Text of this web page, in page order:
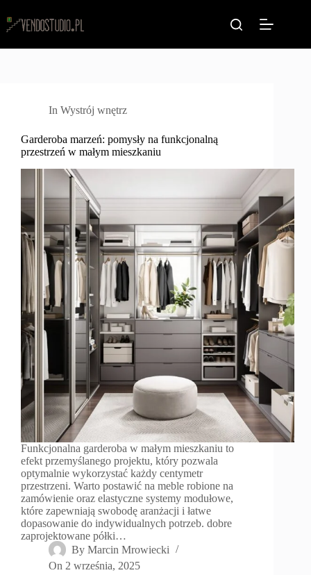
do
treści
In Wystrój wnętrz
Garderoba marzeń: pomysły na funkcjonalną
przestrzeń w małym mieszkaniu
Funkcjonalna garderoba w małym mieszkaniu to
efekt przemyślanego projektu, który pozwala
optymalnie wykorzystać każdy centymetr
przestrzeni. Warto postawić na meble robione na
zamówienie oraz elastyczne systemy modułowe,
które zapewniają swobodę aranżacji i łatwe
dopasowanie do indywidualnych potrzeb. dobre
zaprojektowane półki…
By Marcin Mrowiecki
On 2 września, 2025